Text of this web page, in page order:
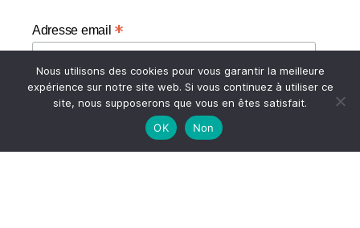
Adresse email *
Votre adresse email
Nous utilisons des cookies pour vous garantir la meilleure
expérience sur notre site web. Si vous continuez à utiliser ce
site, nous supposerons que vous en êtes satisfait.
OK
Non